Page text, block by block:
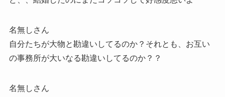
名無しさん
自分たちが大物と勘違いしてるのか？それとも、お互い
の事務所が大いなる勘違いしてるのか？？
名無しさん